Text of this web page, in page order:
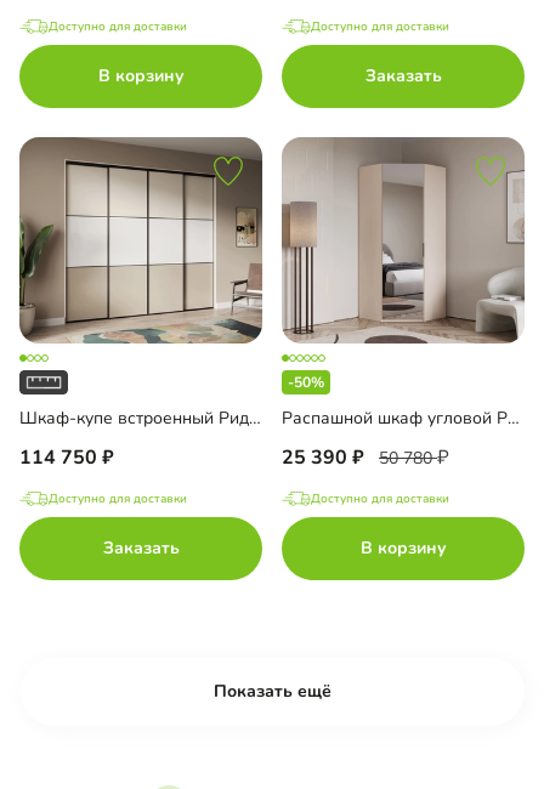
Доступно для доставки
В корзину
Доступно для доставки
Заказать
Шкаф-купе встроенный Риден-4-3
114 750
Доступно для доставки
Заказать
-50%
Распашной шкаф угловой Руан-900
25 390 50 780
Доступно для доставки
В корзину
Показать ещё